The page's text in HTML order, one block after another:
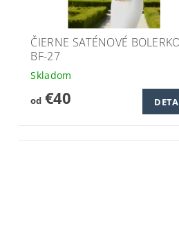
ČIERNE SATÉNOVÉ
BF-27
Skladom
od€40